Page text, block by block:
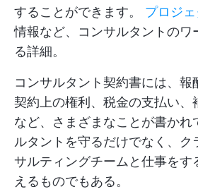
することができます。 プロジ
情報など、コンサルタントのワ
る詳細。
コンサルタント契約書には、報
契約上の権利、税金の支払い、
など、さまざまなことが書かれ
ルタントを守るだけでなく、ク
サルティングチームと仕事をす
えるものでもある。